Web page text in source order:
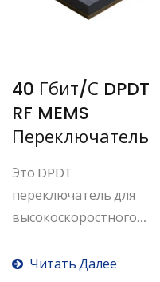
40 Гбит/с DPDT
RF MEMS
Переключатель
Это DPDT
переключатель для
высокоскоростного
Читать Далее